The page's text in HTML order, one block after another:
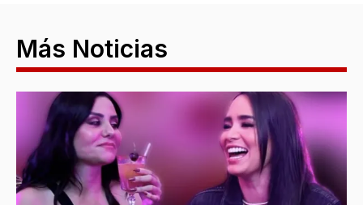
Más Noticias